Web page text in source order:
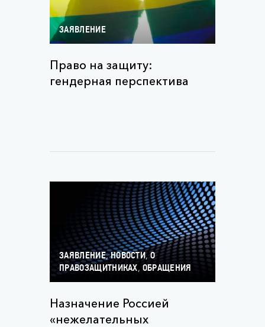
ЗАЯВЛЕНИЕ
Право на защиту:
гендерная перспектива
ЗАЯВЛЕНИЕ,НОВОСТИ,О
ПРАВОЗАЩИТНИКАХ, ОБРАЩЕНИЯ
Назначение Россией
«нежелательных